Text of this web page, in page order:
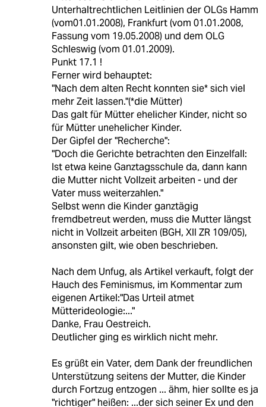
Unterhaltrechtlichen Leitlinien der OLGs Hamm
(vom01.01.2008), Frankfurt (vom 01.01.2008,
Fassung vom 19.05.2008) und dem OLG
Schleswig (vom 01.01.2009).
Punkt 17.1 !
Ferner wird behauptet:
"Nach dem alten Recht konnten sie* sich viel
mehr Zeit lassen."(*die Mütter)
Das galt für Mütter ehelicher Kinder, nicht so
für Mütter unehelicher Kinder.
Der Gipfel der "Recherche":
"Doch die Gerichte betrachten den Einzelfall:
Ist etwa keine Ganztagsschule da, dann kann
die Mutter nicht Vollzeit arbeiten - und der
Vater muss weiterzahlen."
Selbst wenn die Kinder ganztägig
fremdbetreut werden, muss die Mutter längst
nicht in Vollzeit arbeiten (BGH, XII ZR 109/05),
ansonsten gilt, wie oben beschrieben.
Nach dem Unfug, als Artikel verkauft, folgt der
Hauch des Feminismus, im Kommentar zum
eigenen Artikel:"Das Urteil atmet
Mütterideologie:..."
Danke, Frau Oestreich.
Deutlicher ging es wirklich nicht mehr.
Es grüßt ein Vater, dem Dank der freundlichen
Unterstützung seitens der Mutter, die Kinder
durch Fortzug entzogen ... ähm, hier sollte es ja
"richtiger" heißen: ...der sich seiner Ex und den